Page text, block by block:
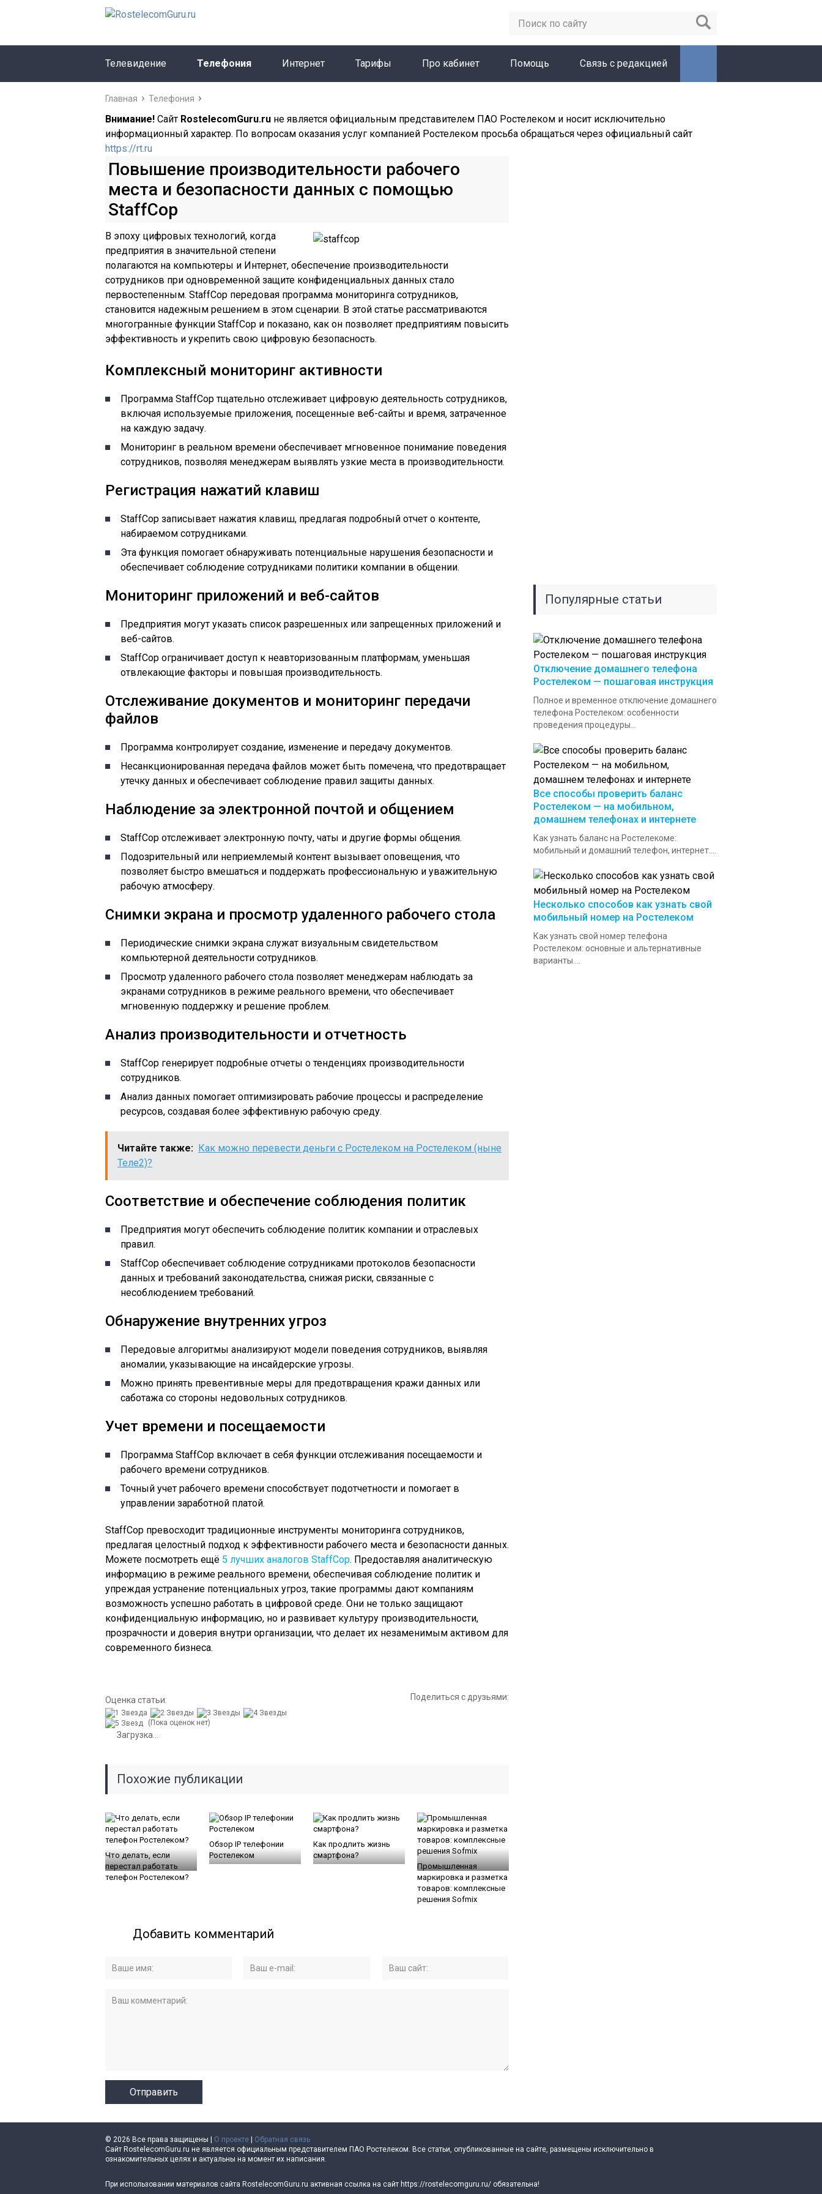
Телевидение Телефония Интернет Тарифы Про кабинет Помощь Связь с редакцией
Главная Телефония
Внимание! Сайт RostelecomGuru.ru не является официальным представителем ПАО Ростелеком и носит исключительно
информационный характер. По вопросам оказания услуг компанией Ростелеком просьба обращаться через официальный сайт
https://rt.ru
Повышение производительности рабочего
места и безопасности данных с помощью
StaffCop
В эпоху цифровых технологий, когда
предприятия в значительной степени
полагаются на компьютеры и Интернет, обеспечение производительности
сотрудников при одновременной защите конфиденциальных данных стало
первостепенным. StaffCop передовая программа мониторинга сотрудников,
становится надежным решением в этом сценарии. В этой статье рассматриваются
многогранные функции StaffCop и показано, как он позволяет предприятиям повысить
эффективность и укрепить свою цифровую безопасность.
Комплексный мониторинг активности
Программа StaffCop тщательно отслеживает цифровую деятельность сотрудников,
включая используемые приложения, посещенные веб-сайты и время, затраченное
на каждую задачу.
Мониторинг в реальном времени обеспечивает мгновенное понимание поведения
сотрудников, позволяя менеджерам выявлять узкие места в производительности.
Регистрация нажатий клавиш
StaffCop записывает нажатия клавиш, предлагая подробный отчет о контенте,
набираемом сотрудниками.
Эта функция помогает обнаруживать потенциальные нарушения безопасности и
обеспечивает соблюдение сотрудниками политики компании в общении.
Мониторинг приложений и веб-сайтов
Предприятия могут указать список разрешенных или запрещенных приложений и
веб-сайтов.
StaffCop ограничивает доступ к неавторизованным платформам, уменьшая
отвлекающие факторы и повышая производительность.
Отслеживание документов и мониторинг передачи
файлов
Программа контролирует создание, изменение и передачу документов.
Несанкционированная передача файлов может быть помечена, что предотвращает
утечку данных и обеспечивает соблюдение правил защиты данных.
Наблюдение за электронной почтой и общением
StaffCop отслеживает электронную почту, чаты и другие формы общения.
Подозрительный или неприемлемый контент вызывает оповещения, что
позволяет быстро вмешаться и поддержать профессиональную и уважительную
рабочую атмосферу.
Снимки экрана и просмотр удаленного рабочего стола
Периодические снимки экрана служат визуальным свидетельством
компьютерной деятельности сотрудников.
Просмотр удаленного рабочего стола позволяет менеджерам наблюдать за
экранами сотрудников в режиме реального времени, что обеспечивает
мгновенную поддержку и решение проблем.
Анализ производительности и отчетность
StaffCop генерирует подробные отчеты о тенденциях производительности
сотрудников.
Анализ данных помогает оптимизировать рабочие процессы и распределение
ресурсов, создавая более эффективную рабочую среду.
Читайте также: Как можно перевести деньги с Ростелеком на Ростелеком (ныне
Теле2)?
Соответствие и обеспечение соблюдения политик
Предприятия могут обеспечить соблюдение политик компании и отраслевых
правил.
StaffCop обеспечивает соблюдение сотрудниками протоколов безопасности
данных и требований законодательства, снижая риски, связанные с
несоблюдением требований.
Обнаружение внутренних угроз
Передовые алгоритмы анализируют модели поведения сотрудников, выявляя
аномалии, указывающие на инсайдерские угрозы.
Можно принять превентивные меры для предотвращения кражи данных или
саботажа со стороны недовольных сотрудников.
Учет времени и посещаемости
Программа StaffCop включает в себя функции отслеживания посещаемости и
рабочего времени сотрудников.
Точный учет рабочего времени способствует подотчетности и помогает в
управлении заработной платой.
StaffCop превосходит традиционные инструменты мониторинга сотрудников,
предлагая целостный подход к эффективности рабочего места и безопасности данных.
Можете посмотреть ещё 5 лучших аналогов StaffCop. Предоставляя аналитическую
информацию в режиме реального времени, обеспечивая соблюдение политик и
упреждая устранение потенциальных угроз, такие программы дают компаниям
возможность успешно работать в цифровой среде. Они не только защищают
конфиденциальную информацию, но и развивает культуру производительности,
прозрачности и доверия внутри организации, что делает их незаменимым активом для
современного бизнеса.
Оценка статьи:
(Пока оценок нет)
Загрузка...
Поделиться с друзьями:
Похожие публикации
Что делать, если
перестал работать
телефон Ростелеком?
Обзор IP телефонии
Ростелеком
Как продлить жизнь
смартфона?
Промышленная
маркировка и разметка
товаров: комплексные
решения Sofmix
Добавить комментарий
Популярные статьи
Отключение домашнего телефона
Ростелеком — пошаговая инструкция
Полное и временное отключение домашнего
телефона Ростелеком: особенности
проведения процедуры...
Все способы проверить баланс
Ростелеком — на мобильном,
домашнем телефонах и интернете
Как узнать баланс на Ростелекоме:
мобильный и домашний телефон, интернет....
Несколько способов как узнать свой
мобильный номер на Ростелеком
Как узнать свой номер телефона
Ростелеком: основные и альтернативные
варианты....
© 2026 Все права защищены | О проекте | Обратная связь
Сайт RostelecomGuru.ru не является официальным представителем ПАО Ростелеком. Все статьи, опубликованные на сайте, размещены исключительно в
ознакомительных целях и актуальны на момент их написания.
При использовании материалов сайта RostelecomGuru.ru активная ссылка на сайт https://rostelecomguru.ru/ обязательна!